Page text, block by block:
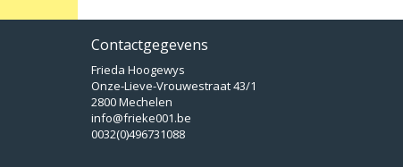
Contactgegevens
Frieda Hoogewys
Onze-Lieve-Vrouwestraat 43/1
2800 Mechelen
info@frieke001.be
0032(0)496731088